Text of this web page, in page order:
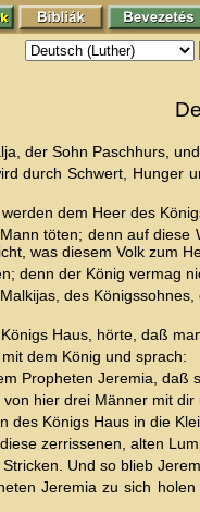
der Sohn Paschhurs,
durch Schwert,
dem Heer des
töten; denn auf
was diesem Volk zum
denn der König vermag
des
Haus, hörte, daß
dem König und sprach:
Propheten Jeremia,
hier drei Männer mit
des Königs Haus in die
zerrissenen, alten
Und so blieb
Jeremia zu sich